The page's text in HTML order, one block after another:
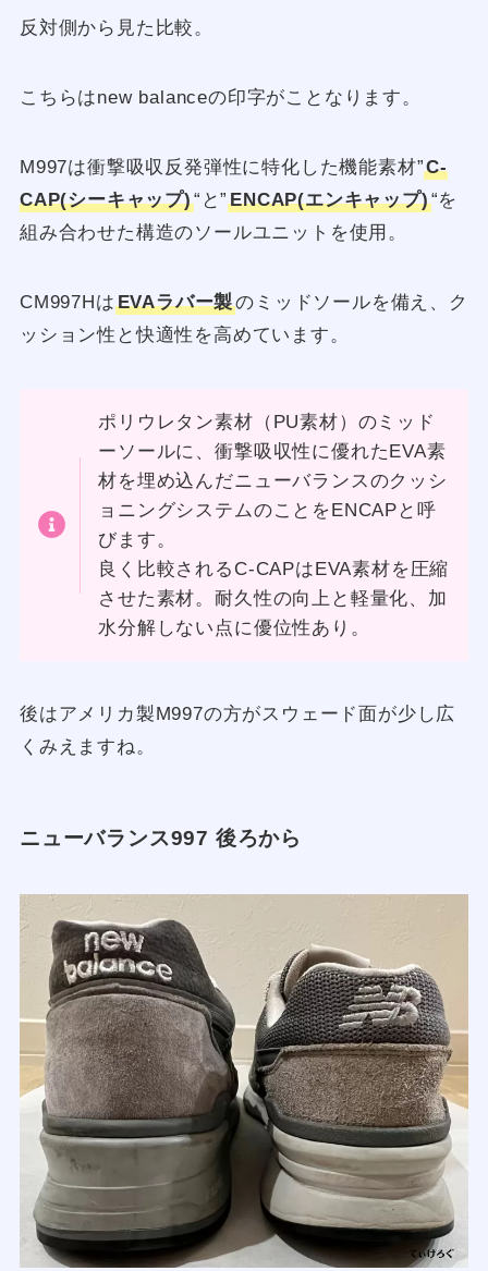
反対側から見た比較。
こちらはnew balanceの印字がことなります。
M997は衝撃吸収反発弾性に特化した機能素材”C-
CAP(シーキャップ)“と”ENCAP(エンキャップ)“を
組み合わせた構造のソールユニットを使用。
CM997HはEVAラバー製のミッドソールを備え、ク
ッション性と快適性を高めています。
ポリウレタン素材（PU素材）のミッド
ーソールに、衝撃吸収性に優れたEVA素
材を埋め込んだニューバランスのクッシ
ョニングシステムのことをENCAPと呼
びます。
良く比較されるC-CAPはEVA素材を圧縮
させた素材。耐久性の向上と軽量化、加
水分解しない点に優位性あり。
後はアメリカ製M997の方がスウェード面が少し広
くみえますね。
ニューバランス997 後ろから